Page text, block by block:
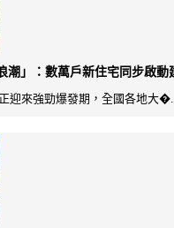
潮」：數萬戶新住宅同步啟動
迎來強勁爆發期，全國各地大